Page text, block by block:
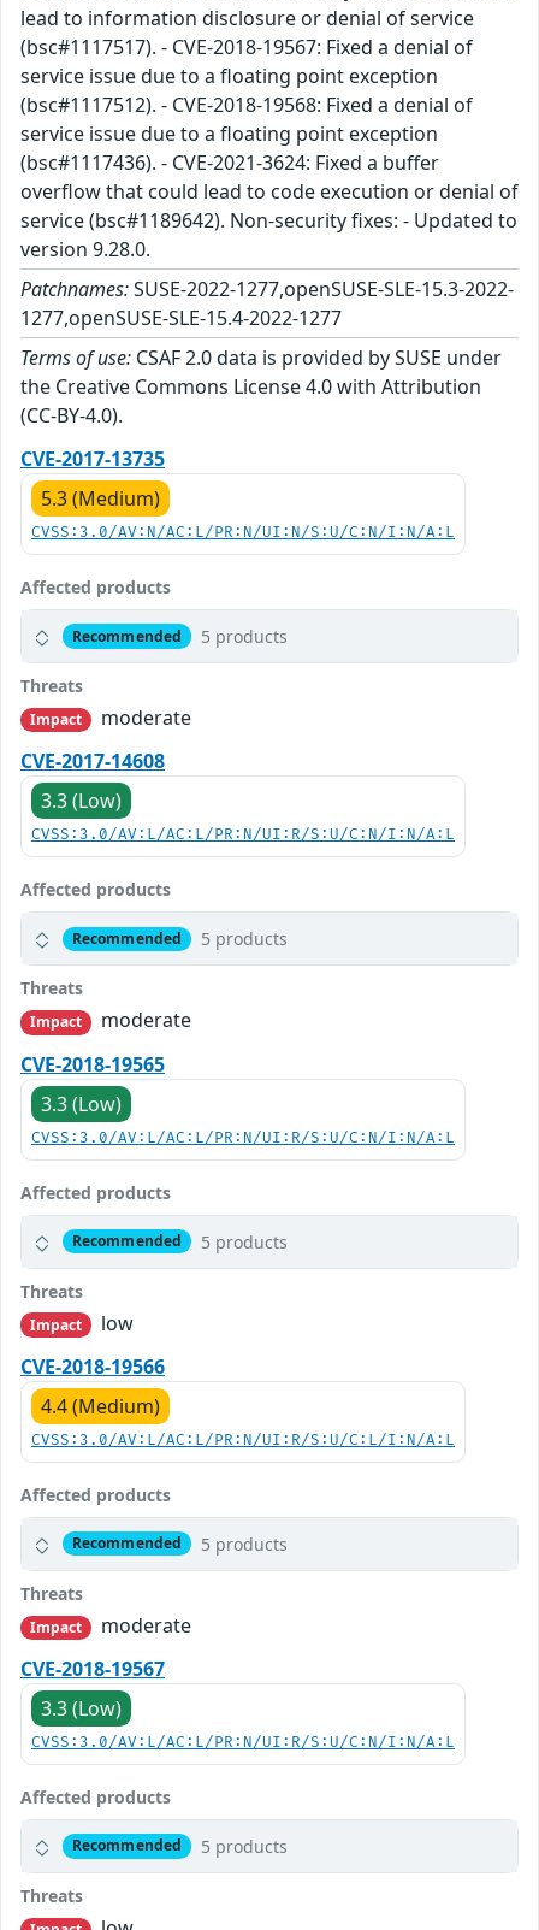
lead to information disclosure or denial of service
(bsc#1117517). - CVE-2018-19567: Fixed a denial of
service issue due to a floating point exception
(bsc#1117512). - CVE-2018-19568: Fixed a denial of
service issue due to a floating point exception
(bsc#1117436). - CVE-2021-3624: Fixed a buffer
overflow that could lead to code execution or denial of
service (bsc#1189642). Non-security fixes: - Updated to
version 9.28.0.
Patchnames:SUSE-2022-1277,openSUSE-SLE-15.3-2022-
1277,openSUSE-SLE-15.4-2022-1277
Terms of use: CSAF 2.0 data is provided by SUSE under
the Creative Commons License 4.0 with Attribution
(CC-BY-4.0).
CVE-2017-13735
5.3 (Medium)
CVSS:3.0/AV:N/AC:L/PR:N/UI:N/S:U/C:N/I:N/A:L
Affected products
Recommended 5 products
Threats
Impact
moderate
CVE-2017-14608
3.3 (Low)
CVSS:3.0/AV:L/AC:L/PR:N/UI:R/S:U/C:N/I:N/A:L
Affected products
Recommended 5 products
Threats
Impact
moderate
CVE-2018-19565
3.3 (Low)
CVSS:3.0/AV:L/AC:L/PR:N/UI:R/S:U/C:N/I:N/A:L
Affected products
Recommended 5 products
Threats
Impact
low
CVE-2018-19566
4.4 (Medium)
CVSS:3.0/AV:L/AC:L/PR:N/UI:R/S:U/C:L/I:N/A:L
Affected products
Recommended 5 products
Threats
Impact
moderate
CVE-2018-19567
3.3 (Low)
CVSS:3.0/AV:L/AC:L/PR:N/UI:R/S:U/C:N/I:N/A:L
Affected products
Recommended 5 products
Threats